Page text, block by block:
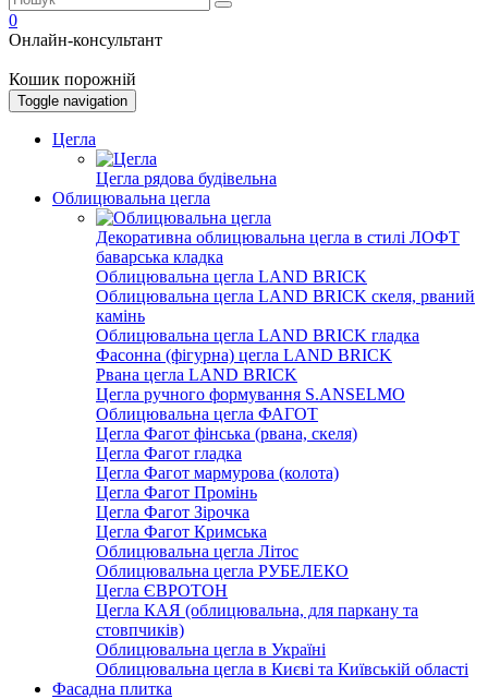
0
Онлайн-консультант
Кошик порожній
Toggle navigation
Цегла
Цегла рядова будівельна
Облицювальна цегла
Декоративна облицювальна цегла в стилі ЛОФТ
баварська кладка
Облицювальна цегла LAND BRICK
Облицювальна цегла LAND BRICK скеля, рваний
камінь
Облицювальна цегла LAND BRICK гладка
Фасонна (фігурна) цегла LAND BRICK
Рвана цегла LAND BRICK
Цегла ручного формування S.ANSELMO
Облицювальна цегла ФАГОТ
Цегла Фагот фінська (рвана, скеля)
Цегла Фагот гладка
Цегла Фагот мармурова (колота)
Цегла Фагот Промінь
Цегла Фагот Зірочка
Цегла Фагот Кримська
Облицювальна цегла Літос
Облицювальна цегла РУБЕЛЕКО
Цегла ЄВРОТОН
Цегла КАЯ (облицювальна, для паркану та
стовпчиків)
Облицювальна цегла в Україні
Облицювальна цегла в Києві та Київській області
Фасадна плитка